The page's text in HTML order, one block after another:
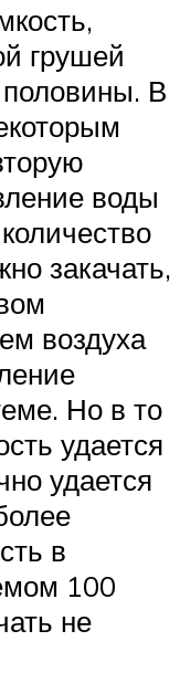
грушей
В
воды
закачать,
воздуха
Но в то
удается
удается
в
100
не